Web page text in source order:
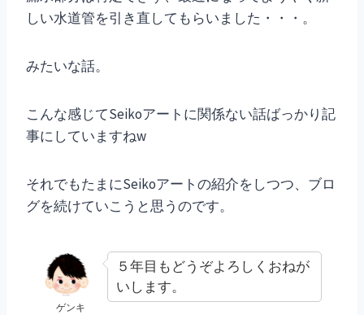
しい水道管を引き直してもらいました・・・。
みたいな話。
こんな感じてSeikoアートに関係ない話ばっかり記
事にしていますねw
それでもたまにSeikoアートの紹介をしつつ、ブロ
グを続けていこうと思うのです。
ゲンキ
５年目もどうぞよろしくおねが
いします。